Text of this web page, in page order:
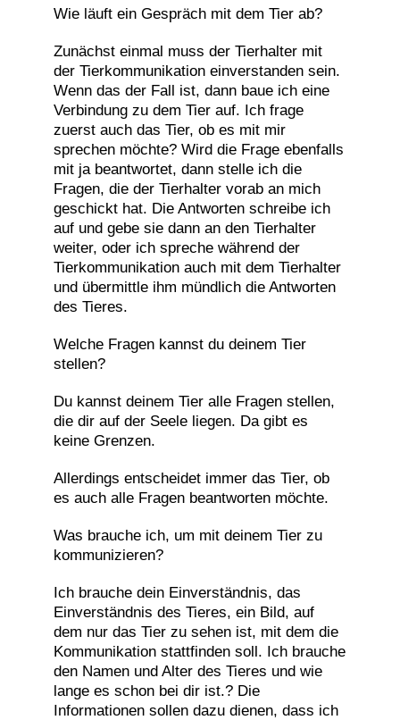
Wie läuft ein Gespräch mit dem Tier ab?
Zunächst einmal muss der Tierhalter mit
der Tierkommunikation einverstanden sein.
Wenn das der Fall ist, dann baue ich eine
Verbindung zu dem Tier auf. Ich frage
zuerst auch das Tier, ob es mit mir
sprechen möchte? Wird die Frage ebenfalls
mit ja beantwortet, dann stelle ich die
Fragen, die der Tierhalter vorab an mich
geschickt hat. Die Antworten schreibe ich
auf und gebe sie dann an den Tierhalter
weiter, oder ich spreche während der
Tierkommunikation auch mit dem Tierhalter
und übermittle ihm mündlich die Antworten
des Tieres.
Welche Fragen kannst du deinem Tier
stellen?
Du kannst deinem Tier alle Fragen stellen,
die dir auf der Seele liegen. Da gibt es
keine Grenzen.
Allerdings entscheidet immer das Tier, ob
es auch alle Fragen beantworten möchte.
Was brauche ich, um mit deinem Tier zu
kommunizieren?
Ich brauche dein Einverständnis, das
Einverständnis des Tieres, ein Bild, auf
dem nur das Tier zu sehen ist, mit dem die
Kommunikation stattfinden soll. Ich brauche
den Namen und Alter des Tieres und wie
lange es schon bei dir ist.? Die
Informationen sollen dazu dienen, dass ich